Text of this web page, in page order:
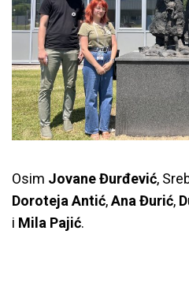
Osim Jovane Đurđević,
Doroteja Antić,Ana Đurić,
i Mila Pajić.